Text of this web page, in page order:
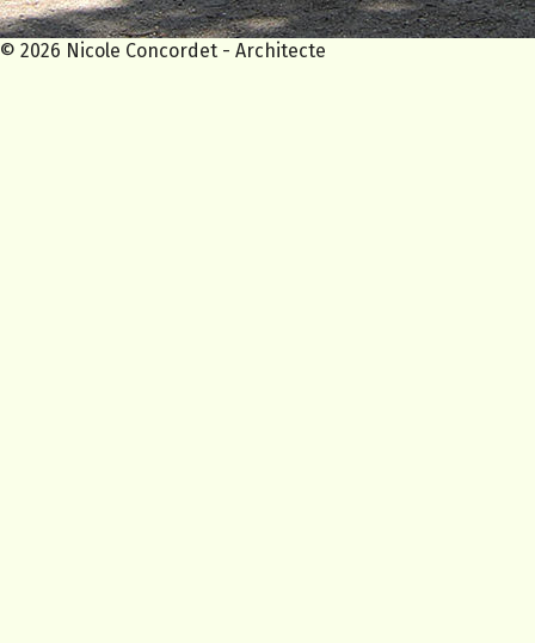
© 2026 Nicole Concordet - Architecte